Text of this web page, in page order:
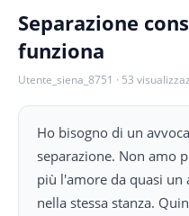
Separazione
funziona
Utente_siena_8751 · 53
Ho bisogno di un
separazione. Non amo
più l'amore da quasi
nella stessa stanza.